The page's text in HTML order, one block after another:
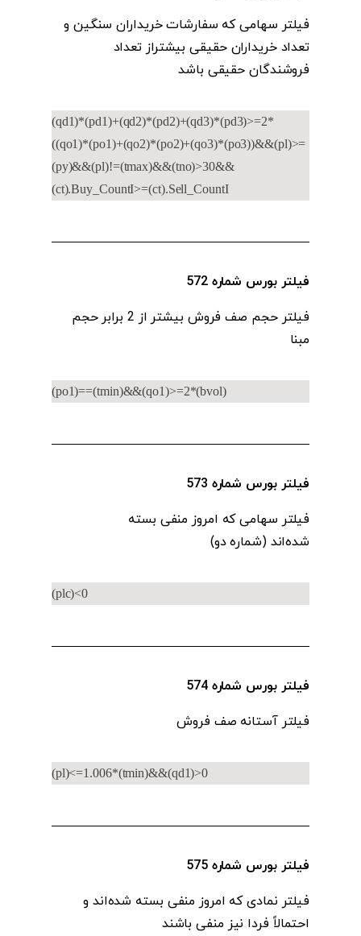
فیلتر سهامی که سفارشات خریداران سنگین و
تعداد خریداران حقیقی بیشتراز تعداد
فروشندگان حقیقی باشد
(qd1)*(pd1)+(qd2)*(pd2)+(qd3)*(pd3)>=2*
((qo1)*(po1)+(qo2)*(po2)+(qo3)*(po3))&&(pl)>=
(py)&&(pl)!=(tmax)&&(tno)>30&&
(ct).Buy_CountI>=(ct).Sell_CountI
فیلتر بورس شماره 572
فیلتر حجم صف فروش بیشتر از 2 برابر حجم
مبنا
(po1)==(tmin)&&(qo1)>=2*(bvol)
فیلتر بورس شماره 573
فیلتر سهامی که امروز منفی بسته
شده‌اند (شماره دو)
(plc)<0
فیلتر بورس شماره 574
فیلتر آستانه‌ صف فروش
(pl)<=1.006*(tmin)&&(qd1)>0
فیلتر بورس شماره 575
فیلتر نمادی که امروز منفی بسته شده‌اند و
احتمالاً فردا نیز منفی باشند